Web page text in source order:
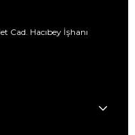
Cad. Hacıbey İşhanı